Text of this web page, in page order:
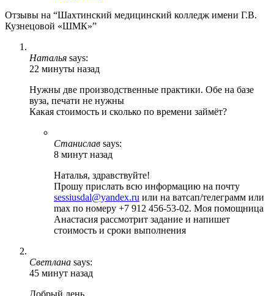
Отзывы на “Шахтинский медицинский колледж имени Г.В.
Кузнецовой «ШМК»”
Наталья says:
22 минуты назад
Нужны две производственные практики. Обе на базе
вуза, печати не нужны
Какая стоимость и сколько по времени займёт?
Станислав says:
8 минут назад
Наталья, здравствуйте!
Прошу прислать всю информацию на почту
sessiusdal@yandex.ru или на ватсап/телеграмм или
max по номеру +7 912 456-53-02. Моя помощница
Анастасия рассмотрит задание и напишет
стоимость и сроки выполнения
Светлана says:
45 минут назад
Добрый день